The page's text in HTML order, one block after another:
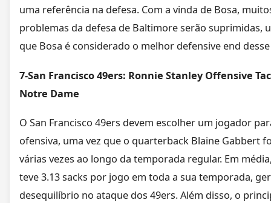
uma referência na defesa. Com a vinda de Bosa,
problemas da defesa de Baltimore serão suprimidas,
que Bosa é considerado o melhor defensive end
7-San Francisco 49ers: Ronnie Stanley Offensive
Notre Dame
O San Francisco 49ers devem escolher um jogador
ofensiva, uma vez que o quarterback Blaine Gabbert
várias vezes ao longo da temporada regular. Em
teve 3.13 sacks por jogo em toda a sua temporada,
desequilíbrio no ataque dos 49ers. Além disso, o